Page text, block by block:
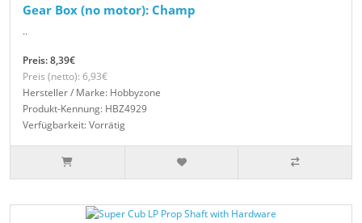
Gear Box (no motor): Champ
..
Preis: 8,39€
Preis (netto): 6,93€
Hersteller / Marke: Hobbyzone
Produkt-Kennung: HBZ4929
Verfügbarkeit: Vorrätig